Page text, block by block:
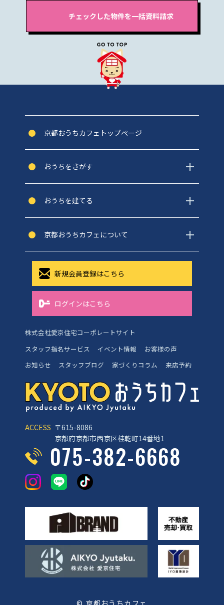
ACCESS 〒615-8086
京都府京都市西京区桂乾町14番地1
075-382-6668
京都おうちカフェトップぺージ
おうちをさがす
おうちを建てる
京都おうちカフェについて
新規会員登録はこちら
ログインはこちら
株式会社愛京住宅コーポレートサイト
スタッフ指名サービス
イベント情報
お客様の声
お知らせ
スタッフブログ 家づくりコラム 来店予約